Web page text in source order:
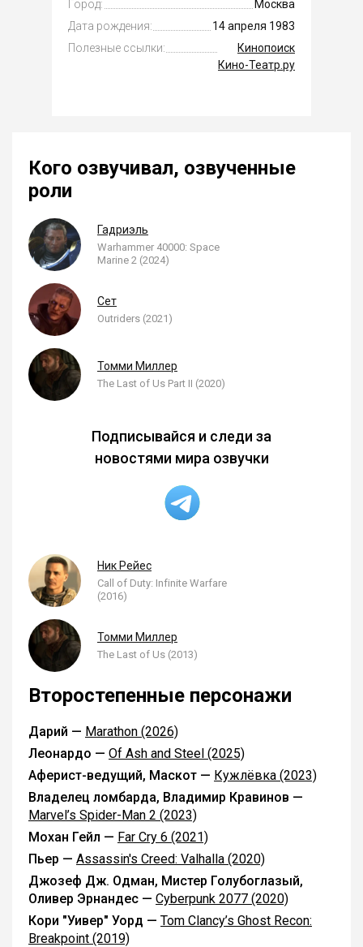
Город:
Москва
Дата рождения:
14 апреля 1983
Полезные ссылки:
Кинопоиск
Кино-Театр.ру
Кого озвучивал, озвученные
роли
Гадриэль
Warhammer 40000: Space
Marine 2 (2024)
Сет
Outriders (2021)
Томми Миллер
The Last of Us Part II (2020)
Подписывайся и следи за
новостями мира озвучки
Ник Рейес
Call of Duty: Infinite Warfare
(2016)
Томми Миллер
The Last of Us (2013)
Второстепенные персонажи
Дарий — Marathon (2026)
Леонардо — Of Ash and Steel (2025)
Аферист-ведущий, Маскот — Кужлёвка (2023)
Владелец ломбарда, Владимир Кравинов —
Marvel’s Spider-Man 2 (2023)
Мохан Гейл — Far Cry 6 (2021)
Пьер — Assassin's Creed: Valhalla (2020)
Джозеф Дж. Одман, Мистер Голубоглазый,
Оливер Эрнандес — Cyberpunk 2077 (2020)
Кори "Уивер" Уорд — Tom Clancy’s Ghost Recon:
Breakpoint (2019)